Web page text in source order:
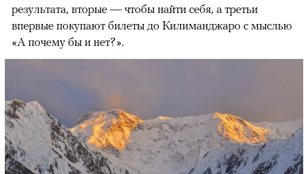
результата, вторые — чтобы найти себя, а третьи
впервые покупают билеты до Килиманджаро с мыслью
«А почему бы и нет?».